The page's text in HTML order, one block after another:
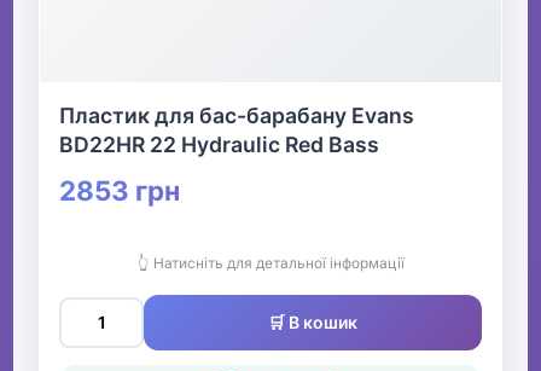
Пластик для бас-барабану Evans
BD22HR 22 Hydraulic Red Bass
2853 грн
👆 Натисніть для детальної інформації
🛒 В кошик